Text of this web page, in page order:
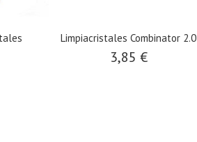
Limpiacristales Combinator 2.0
3,85 €